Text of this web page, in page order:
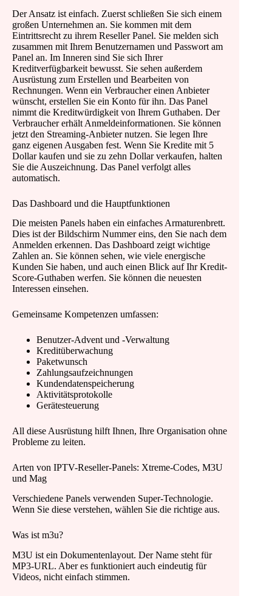
Der Ansatz ist einfach. Zuerst schließen Sie sich einem
großen Unternehmen an. Sie kommen mit dem
Eintrittsrecht zu ihrem Reseller Panel. Sie melden sich
zusammen mit Ihrem Benutzernamen und Passwort am
Panel an. Im Inneren sind Sie sich Ihrer
Kreditverfügbarkeit bewusst. Sie sehen außerdem
Ausrüstung zum Erstellen und Bearbeiten von
Rechnungen. Wenn ein Verbraucher einen Anbieter
wünscht, erstellen Sie ein Konto für ihn. Das Panel
nimmt die Kreditwürdigkeit von Ihrem Guthaben. Der
Verbraucher erhält Anmeldeinformationen. Sie können
jetzt den Streaming-Anbieter nutzen. Sie legen Ihre
ganz eigenen Ausgaben fest. Wenn Sie Kredite mit 5
Dollar kaufen und sie zu zehn Dollar verkaufen, halten
Sie die Auszeichnung. Das Panel verfolgt alles
automatisch.
Das Dashboard und die Hauptfunktionen
Die meisten Panels haben ein einfaches Armaturenbrett.
Dies ist der Bildschirm Nummer eins, den Sie nach dem
Anmelden erkennen. Das Dashboard zeigt wichtige
Zahlen an. Sie können sehen, wie viele energische
Kunden Sie haben, und auch einen Blick auf Ihr Kredit-
Score-Guthaben werfen. Sie können die neuesten
Interessen einsehen.
Gemeinsame Kompetenzen umfassen:
Benutzer-Advent und -Verwaltung
Kreditüberwachung
Paketwunsch
Zahlungsaufzeichnungen
Kundendatenspeicherung
Aktivitätsprotokolle
Gerätesteuerung
All diese Ausrüstung hilft Ihnen, Ihre Organisation ohne
Probleme zu leiten.
Arten von IPTV-Reseller-Panels: Xtreme-Codes, M3U
und Mag
Verschiedene Panels verwenden Super-Technologie.
Wenn Sie diese verstehen, wählen Sie die richtige aus.
Was ist m3u?
M3U ist ein Dokumentenlayout. Der Name steht für
MP3-URL. Aber es funktioniert auch eindeutig für
Videos, nicht einfach stimmen.